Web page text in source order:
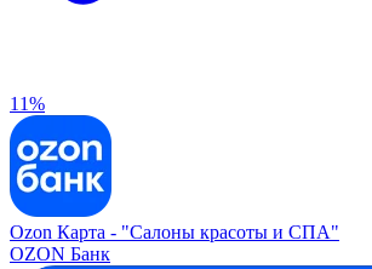
11%
Ozon Карта - "Салоны красоты и СПА"
OZON Банк